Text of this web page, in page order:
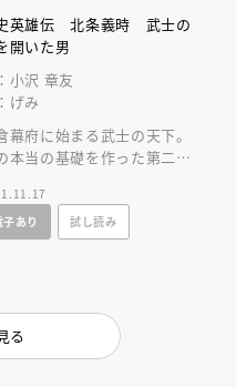
英雄伝 北条義時 武士の
開いた男
小沢 章友
げみ
幕府に始まる武士の天下。
本当の基礎を作った第二代
、策略が渦巻く頼朝ブレー
壮絶！
子あり
試し読み
る